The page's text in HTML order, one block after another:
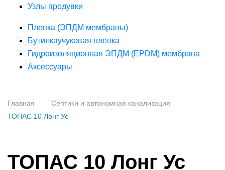
Узлы продувки
Пленка (ЭПДМ мембраны)
Бутилкаучуковая пленка
Гидроизоляционная ЭПДМ (EPDM) мембрана
Аксессуары
Главная
Септики и автономная канализация
ТОПАС 10 Лонг Ус
ТОПАС 10 Лонг Ус